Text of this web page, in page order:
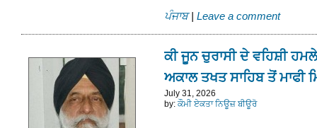
ਪੰਜਾਬ | Leave a comment
ਕੀ ਜੂਨ ਚੁਰਾਸੀ ਦੇ ਵਹਿਸ਼ੀ
ਅਕਾਲ ਤਖਤ ਸਾਹਿਬ ਤੋਂ ਮਾਫੀ
July 31, 2026
by: ਕੌਮੀ ਏਕਤਾ ਨਿਊਜ਼ ਬੀਊਰੋ